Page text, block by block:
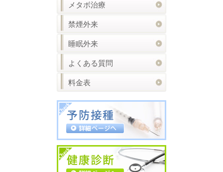
メタボ治療
禁煙外来
睡眠外来
よくある質問
料金表